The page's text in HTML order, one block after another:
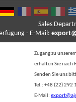
- E-Mail:
Sales
Zugang zu
erhalten Sie nach
Senden Sie uns
Tel.: +48 (22) 292
E-Mail: